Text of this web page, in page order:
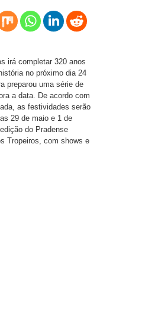
irá completar 320 anos
no próximo dia 24
preparou uma série de
a data. De acordo com
as festividades serão
29 de maio e 1 de
do Pradense
Tropeiros, com shows e